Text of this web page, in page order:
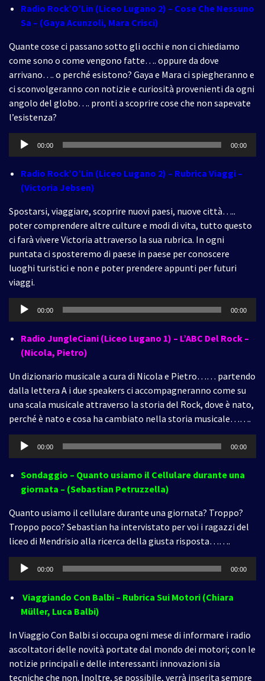
Radio Rock’O’Lin (Liceo Lugano 2) – Cose Che Nessuno
Sa – (Gaya Acunzoli, Mara Crisci)
Quante cose ci passano sotto gli occhi e non ci chiediamo
come sono o come vengono fatte…. oppure da dove
arrivano…. o perché esistono? Gaya e Mara ci spiegheranno e
ci sconvolgeranno con notizie e curiosità provenienti da ogni
angolo del globo…. pronti a scoprire cose che non sapevate
l’esistenza?
Audio
00:00 00:00
Radio Rock’O’Lin (Liceo Lugano 2) – Rubrica Viaggi –
(Victoria Jebsen)
Spostarsi, viaggiare, scoprire nuovi paesi, nuove città…..
poter comprendere altre culture e modi di vita, tutto questo
ci farà vivere Victoria attraverso la sua rubrica. In ogni
puntata ci sposteremo di paese in paese per conoscere
luoghi turistici e non e poter prendere appunti per futuri
viaggi.
Audio
00:00 00:00
Radio JungleCiani (Liceo Lugano 1) – L’ABC Del Rock –
(Nicola, Pietro)
Un dizionario musicale a cura di Nicola e Pietro…… partendo
dalla lettera A i due speakers ci accompagneranno come su
una scala musicale attraverso la storia del Rock, dove è nato,
perché è nato e cosa ha cambiato nella storia musicale…….
Audio
00:00 00:00
Sondaggio – Quanto usiamo il Cellulare durante una
giornata – (Sebastian Petruzzella)
Quanto usiamo il cellulare durante una giornata? Troppo?
Troppo poco? Sebastian ha intervistato per voi i ragazzi del
liceo di Mendrisio alla ricerca della giusta risposta…….
Audio
00:00 00:00
Viaggiando Con Balbi – Rubrica Sui Motori (Chiara
Müller, Luca Balbi)
In Viaggio Con Balbi si occupa ogni mese di informare i radio
ascoltatori delle novità portate dal mondo dei motori; con le
notizie principali e delle interessanti innovazioni sia
tecniche che non. Inoltre, se possibile, verrà inserita sempre